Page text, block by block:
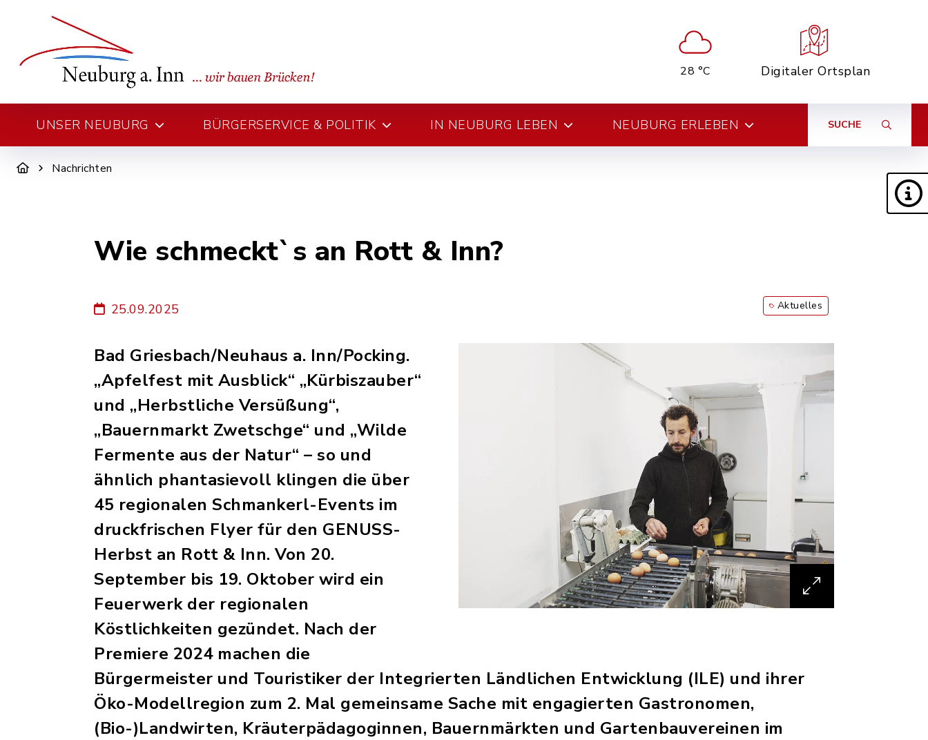
28 °C Digitaler Ortsplan
UNSER NEUBURG BÜRGERSERVICE & POLITIK IN NEUBURG LEBEN NEUBURG ERLEBEN SUCHE
Nachrichten
Wie schmeckt`s an Rott & Inn?
25.09.2025 Aktuelles
Bad Griesbach/Neuhaus a. Inn/Pocking.
„Apfelfest mit Ausblick“ „Kürbiszauber“
und „Herbstliche Versüßung“,
„Bauernmarkt Zwetschge“ und „Wilde
Fermente aus der Natur“ – so und
ähnlich phantasievoll klingen die über
45 regionalen Schmankerl-Events im
druckfrischen Flyer für den GENUSS-
Herbst an Rott & Inn. Von 20.
September bis 19. Oktober wird ein
Feuerwerk der regionalen
Köstlichkeiten gezündet. Nach der
Premiere 2024 machen die
Bürgermeister und Touristiker der Integrierten Ländlichen Entwicklung (ILE) und ihrer
Öko-Modellregion zum 2. Mal gemeinsame Sache mit engagierten Gastronomen,
(Bio-)Landwirten, Kräuterpädagoginnen, Bauernmärkten und Gartenbauvereinen im